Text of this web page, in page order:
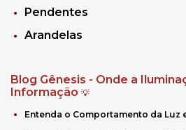
Pendentes
Arandelas
Blog Gênesis - Onde a
Informação 💡
Entenda o Comportamento da Luz